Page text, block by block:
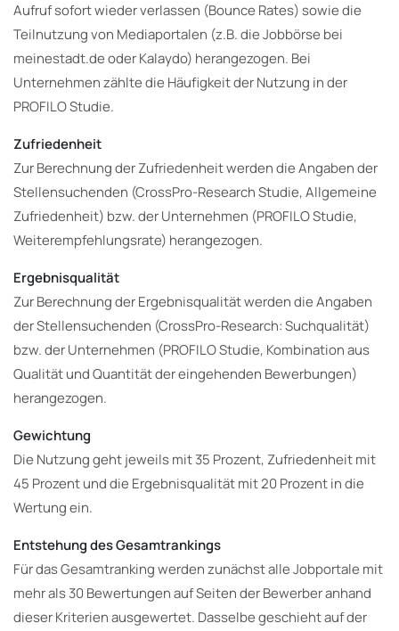
Aufruf sofort wieder verlassen (Bounce Rates) sowie die
Teilnutzung von Mediaportalen (z.B. die Jobbörse bei
meinestadt.de oder Kalaydo) herangezogen. Bei
Unternehmen zählte die Häufigkeit der Nutzung in der
PROFILO Studie.
Zufriedenheit
Zur Berechnung der Zufriedenheit werden die Angaben der
Stellensuchenden (CrossPro-Research Studie, Allgemeine
Zufriedenheit) bzw. der Unternehmen (PROFILO Studie,
Weiterempfehlungsrate) herangezogen.
Ergebnisqualität
Zur Berechnung der Ergebnisqualität werden die Angaben
der Stellensuchenden (CrossPro-Research: Suchqualität)
bzw. der Unternehmen (PROFILO Studie, Kombination aus
Qualität und Quantität der eingehenden Bewerbungen)
herangezogen.
Gewichtung
Die Nutzung geht jeweils mit 35 Prozent, Zufriedenheit mit
45 Prozent und die Ergebnisqualität mit 20 Prozent in die
Wertung ein.
Entstehung des Gesamtrankings
Für das Gesamtranking werden zunächst alle Jobportale mit
mehr als 30 Bewertungen auf Seiten der Bewerber anhand
dieser Kriterien ausgewertet. Dasselbe geschieht auf der